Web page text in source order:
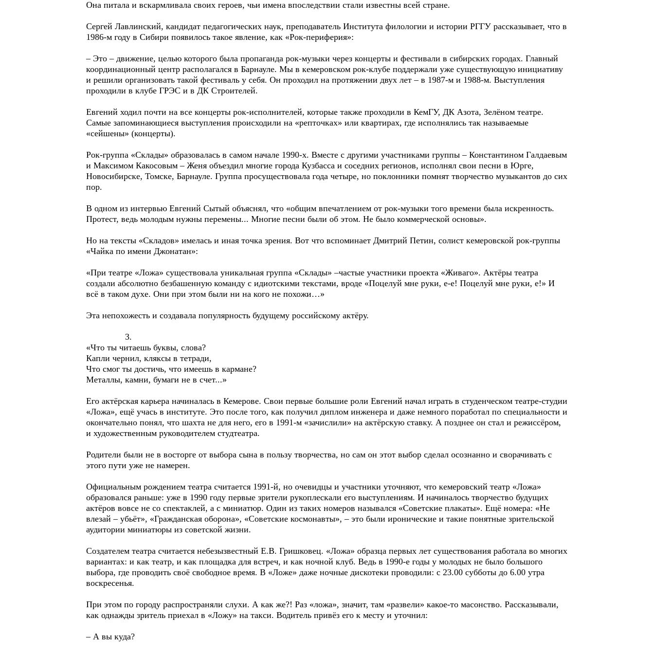
Она питала и вскармливала своих героев, чьи имена впоследствии стали известны всей стране.
Сергей Лавлинский, кандидат педагогических наук, преподаватель Института филологии и истории РГГУ рассказывает, что в
1986-м году в Сибири появилось такое явление, как «Рок-периферия»:
– Это – движение, целью которого была пропаганда рок-музыки через концерты и фестивали в сибирских городах. Главный
координационный центр располагался в Барнауле. Мы в кемеровском рок-клубе поддержали уже существующую инициативу
и решили организовать такой фестиваль у себя. Он проходил на протяжении двух лет – в 1987-м и 1988-м. Выступления
проходили в клубе ГРЭС и в ДК Строителей.
Евгений ходил почти на все концерты рок-исполнителей, которые также проходили в КемГУ, ДК Азота, Зелёном театре.
Самые запоминающиеся выступления происходили на «репточках» или квартирах, где исполнялись так называемые
«сейшены» (концерты).
Рок-группа «Склады» образовалась в самом начале 1990-х. Вместе с другими участниками группы – Константином Галдаевым
и Максимом Какосовым – Женя объездил многие города Кузбасса и соседних регионов, исполнял свои песни в Юрге,
Новосибирске, Томске, Барнауле. Группа просуществовала года четыре, но поклонники помнят творчество музыкантов до сих
пор.
В одном из интервью Евгений Сытый объяснял, что «общим впечатлением от рок-музыки того времени была искренность.
Протест, ведь молодым нужны перемены... Многие песни были об этом. Не было коммерческой основы».
Но на тексты «Складов» имелась и иная точка зрения. Вот что вспоминает Дмитрий Петин, солист кемеровской рок-группы
«Чайка по имени Джонатан»:
«При театре «Ложа» существовала уникальная группа «Склады» –частые участники проекта «Живаго». Актёры театра
создали абсолютно безбашенную команду с идиотскими текстами, вроде «Поцелуй мне руки, е-е! Поцелуй мне руки, е!» И
всё в таком духе. Они при этом были ни на кого не похожи…»
Эта непохожесть и создавала популярность будущему российскому актёру.
3.
«Что ты читаешь буквы, слова?
Капли чернил, кляксы в тетради,
Что смог ты достичь, что имеешь в кармане?
Металлы, камни, бумаги не в счет...»
Его актёрская карьера начиналась в Кемерове. Свои первые большие роли Евгений начал играть в студенческом театре-студии
«Ложа», ещё учась в институте. Это после того, как получил диплом инженера и даже немного поработал по специальности и
окончательно понял, что шахта не для него, его в 1991-м «зачислили» на актёрскую ставку. А позднее он стал и режиссёром,
и художественным руководителем студтеатра.
Родители были не в восторге от выбора сына в пользу творчества, но сам он этот выбор сделал осознанно и сворачивать с
этого пути уже не намерен.
Официальным рождением театра считается 1991-й, но очевидцы и участники уточняют, что кемеровский театр «Ложа»
образовался раньше: уже в 1990 году первые зрители рукоплескали его выступлениям. И начиналось творчество будущих
актёров вовсе не со спектаклей, а с миниатюр. Один из таких номеров назывался «Советские плакаты». Ещё номера: «Не
влезай – убьёт», «Гражданская оборона», «Советские космонавты», – это были иронические и такие понятные зрительской
аудитории миниатюры из советской жизни.
Создателем театра считается небезызвестный Е.В. Гришковец. «Ложа» образца первых лет существования работала во многих
вариантах: и как театр, и как площадка для встреч, и как ночной клуб. Ведь в 1990-е годы у молодых не было большого
выбора, где проводить своё свободное время. В «Ложе» даже ночные дискотеки проводили: с 23.00 субботы до 6.00 утра
воскресенья.
При этом по городу распространяли слухи. А как же?! Раз «ложа», значит, там «развели» какое-то масонство. Рассказывали,
как однажды зритель приехал в «Ложу» на такси. Водитель привёз его к месту и уточнил:
– А вы куда?